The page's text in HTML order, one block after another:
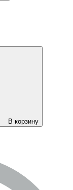
В корзину